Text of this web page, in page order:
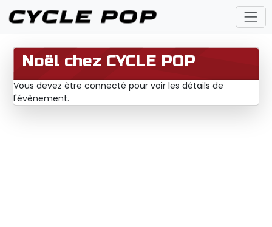
Noël chez CYCLE POP
Vous devez être connecté pour voir les détails de
l'évènement.